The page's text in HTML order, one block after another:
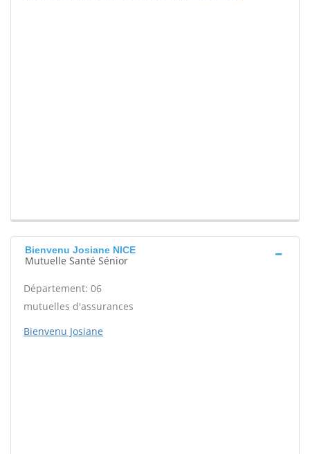
Bienvenu Josiane NICE
Mutuelle Santé Sénior
Département: 06
mutuelles d'assurances
Bienvenu Josiane